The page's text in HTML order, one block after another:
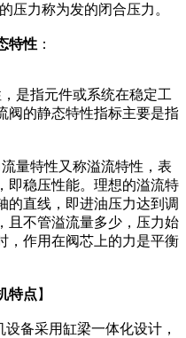
压力称为发的闭合压力。
特性 ：
是指元件或系统在稳定工
阀的静态特性指标主要是指
量特性又称溢流特性，表
即稳压性能。理想的溢流特
的直线，即进油压力达到调
且不管溢流量多少，压力始
，作用在阀芯上的力是平衡
特点 】
备采用缸梁一体化设计，